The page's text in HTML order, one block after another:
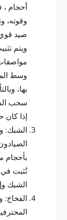
أحجام
وقوته،
صيد
ويتم
وسط
بها،
سحب
إذا كان
الشبك:
بأحجام
تُثبت
الشبك
الفخاخ: